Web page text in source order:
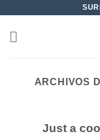
ARCHIVOS
Just a